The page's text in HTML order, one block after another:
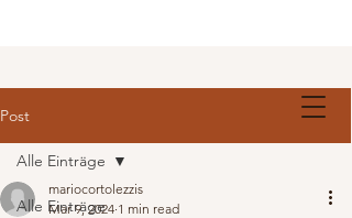
Post
Alle Einträge
Alle Einträge
mariocortolezzis
Mar 9, 2024 1 min read